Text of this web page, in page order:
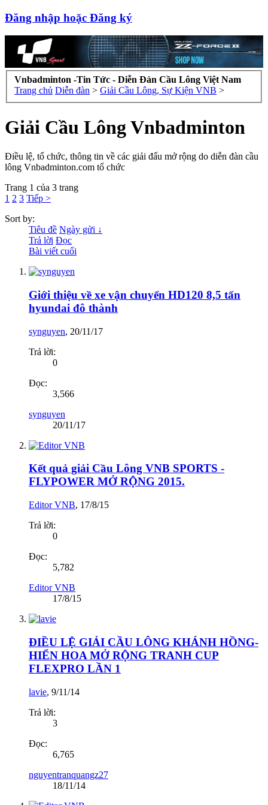
Đăng nhập hoặc Đăng ký
Vnbadminton -Tin Tức - Diễn Đàn Cầu Lông Việt Nam
Trang chủ Diễn đàn > Giải Cầu Lông, Sự Kiện VNB >
Giải Cầu Lông Vnbadminton
Điều lệ, tổ chức, thông tin về các giải đấu mở rộng do diễn đàn cầu
lông Vnbadminton.com tổ chức
Trang 1 của 3 trang
1 2 3 Tiếp >
Sort by:
Tiêu đề Ngày gửi ↓
Trả lời Đọc
Bài viết cuối
Giới thiệu về xe vận chuyển HD120 8,5 tấn
hyundai đô thành
synguyen, 20/11/17
Trả lời:
0
Đọc:
3,566
synguyen
20/11/17
Kết quả giải Cầu Lông VNB SPORTS -
FLYPOWER MỞ RỘNG 2015.
Editor VNB, 17/8/15
Trả lời:
0
Đọc:
5,782
Editor VNB
17/8/15
ĐIỀU LỆ GIẢI CẦU LÔNG KHÁNH HỒNG-
HIỂN HOA MỞ RỘNG TRANH CUP
FLEXPRO LẦN 1
lavie, 9/11/14
Trả lời:
3
Đọc:
6,765
nguyentranquangz27
18/11/14